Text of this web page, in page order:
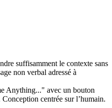
suffisamment le contexte sans
non verbal adressé à